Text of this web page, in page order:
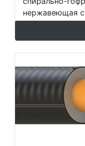
нержавеющая